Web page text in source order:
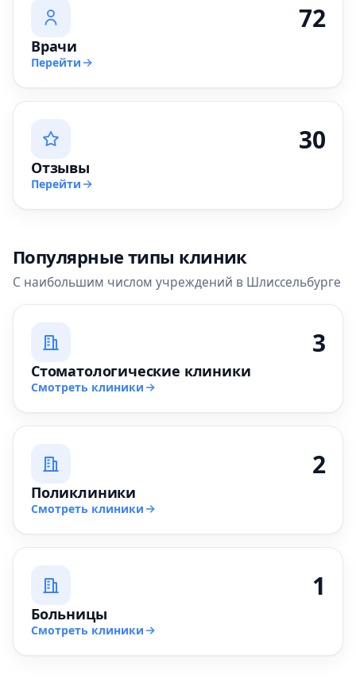
72
Врачи
Перейти
30
Отзывы
Перейти
Популярные типы клиник
С наибольшим числом учреждений в Шлиссельбурге
3
Стоматологические клиники
Смотреть клиники
2
Поликлиники
Смотреть клиники
1
Больницы
Смотреть клиники